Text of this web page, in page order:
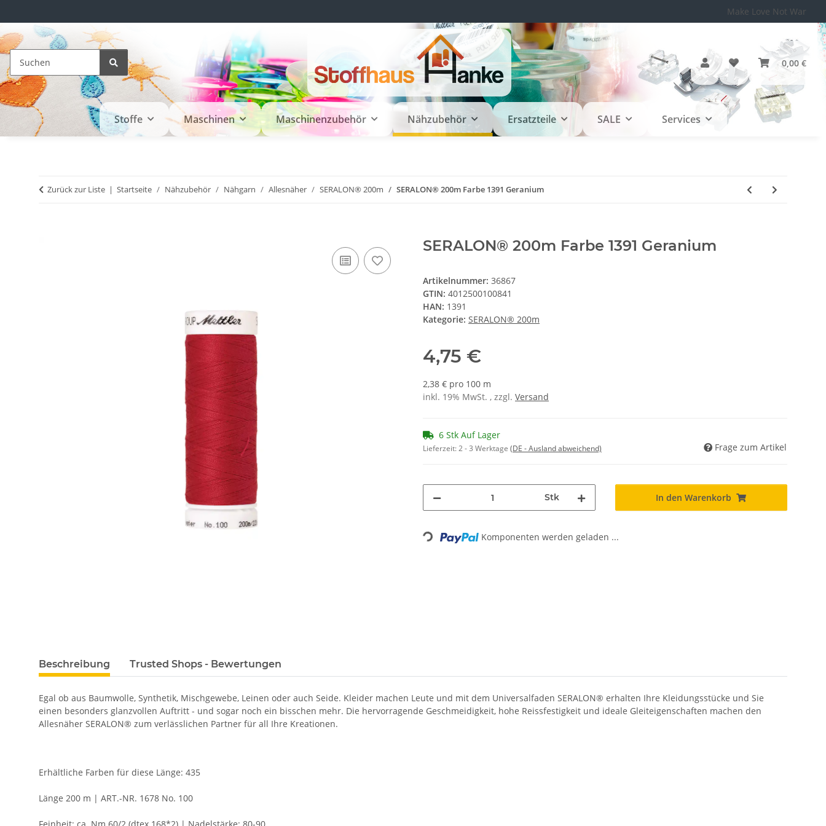
Make Love Not War
0,00 €
Stoffe Maschinen Maschinenzubehör Nähzubehör Ersatzteile SALE Services
Zurück zur Liste Startseite Nähzubehör Nähgarn Allesnäher SERALON® 200m SERALON® 200m Farbe 1391 Geranium
SERALON® 200m Farbe 1391 Geranium
Artikelnummer: 36867
GTIN: 4012500100841
HAN: 1391
Kategorie: SERALON® 200m
4,75 €
2,38 € pro 100 m
inkl. 19% MwSt. , zzgl. Versand
6 Stk Auf Lager
Lieferzeit:2 - 3 Werktage (DE - Ausland abweichend) Frage zum Artikel
Stk In den Warenkorb
Loading... Komponenten werden geladen ...
Beschreibung Trusted Shops - Bewertungen
Egal ob aus Baumwolle, Synthetik, Mischgewebe, Leinen oder auch Seide. Kleider machen Leute und mit dem Universalfaden SERALON® erhalten Ihre Kleidungsstücke und Sie
einen besonders glanzvollen Auftritt - und sogar noch ein bisschen mehr. Die hervorragende Geschmeidigkeit, hohe Reissfestigkeit und ideale Gleiteigenschaften machen den
Allesnäher SERALON® zum verlässlichen Partner für all Ihre Kreationen.
Erhältliche Farben für diese Länge: 435
Länge 200 m | ART.-NR. 1678 No. 100